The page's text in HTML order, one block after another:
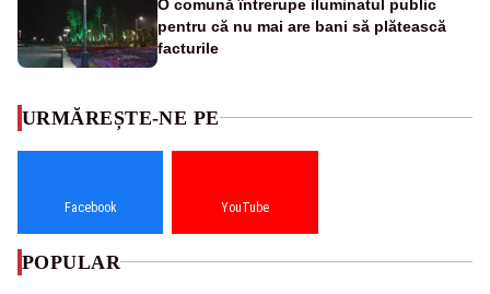
O comună întrerupe iluminatul public
pentru că nu mai are bani să plătească
facturile
URMĂREȘTE-NE PE
Facebook YouTube
POPULAR